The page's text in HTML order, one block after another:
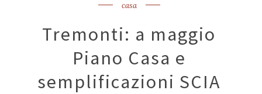
casa
Tremonti: a maggio
Piano Casa e
semplificazioni SCIA